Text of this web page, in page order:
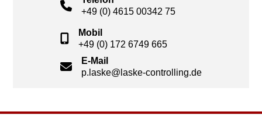
+49 (0) 4615 00342 75
Mobil
+49 (0) 172 6749 665
E-Mail
p.laske@laske-controlling.de